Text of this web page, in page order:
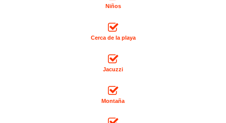
Niños
Cerca de la playa
Jacuzzi
Montaña